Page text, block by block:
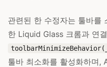
관련된 한 수정자는 툴바를
한 Liquid Glass 크롬과 연
툴바 최소화를 활성화하며,